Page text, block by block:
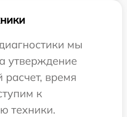
мы
утверждение
время
к
техники.